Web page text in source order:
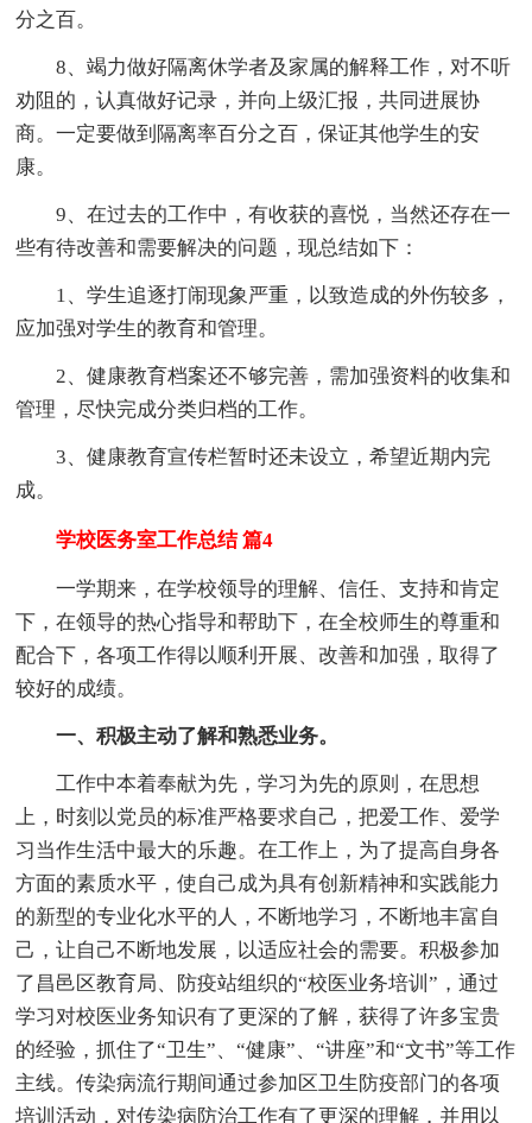
分之百。
8、竭力做好隔离休学者及家属的解释工作，对不听
劝阻的，认真做好记录，并向上级汇报，共同进展协
商。一定要做到隔离率百分之百，保证其他学生的安
康。
9、在过去的工作中，有收获的喜悦，当然还存在一
些有待改善和需要解决的问题，现总结如下：
1、学生追逐打闹现象严重，以致造成的外伤较多，
应加强对学生的教育和管理。
2、健康教育档案还不够完善，需加强资料的收集和
管理，尽快完成分类归档的工作。
3、健康教育宣传栏暂时还未设立，希望近期内完
成。
学校医务室工作总结 篇4
一学期来，在学校领导的理解、信任、支持和肯定
下，在领导的热心指导和帮助下，在全校师生的尊重和
配合下，各项工作得以顺利开展、改善和加强，取得了
较好的成绩。
一、积极主动了解和熟悉业务。
工作中本着奉献为先，学习为先的原则，在思想
上，时刻以党员的标准严格要求自己，把爱工作、爱学
习当作生活中最大的乐趣。在工作上，为了提高自身各
方面的素质水平，使自己成为具有创新精神和实践能力
的新型的专业化水平的人，不断地学习，不断地丰富自
己，让自己不断地发展，以适应社会的需要。积极参加
了昌邑区教育局、防疫站组织的“校医业务培训”，通过
学习对校医业务知识有了更深的了解，获得了许多宝贵
的经验，抓住了“卫生”、“健康”、“讲座”和“文书”等工作
主线。传染病流行期间通过参加区卫生防疫部门的各项
培训活动，对传染病防治工作有了更深的理解，并用以